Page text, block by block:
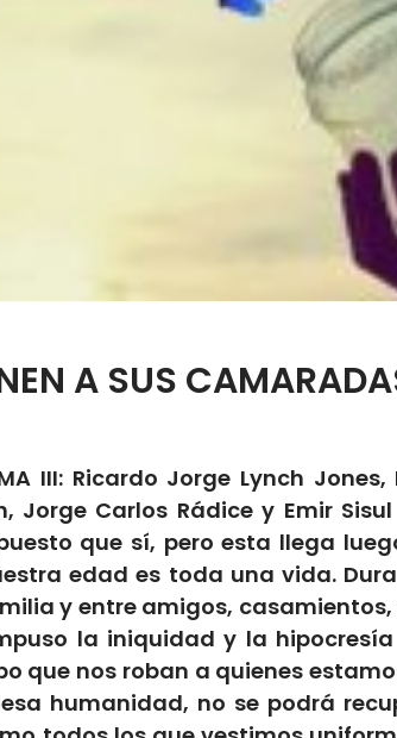
A SUS
III: Ricardo Jorge Lynch Jones,
Jorge Carlos Rádice y Emir Sisul
que sí, pero esta llega
edad es toda una vida.
y entre amigos,
la iniquidad y la
que nos roban a quienes
humanidad, no se podrá